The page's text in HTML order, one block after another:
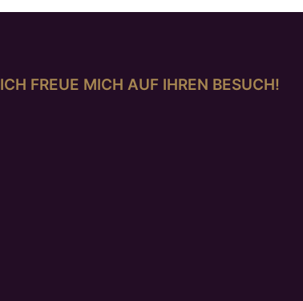
ICH FREUE MICH AUF IHREN BESUCH!